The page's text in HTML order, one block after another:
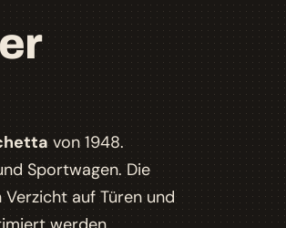
von 1948.
Sportwagen. Die
auf Türen und